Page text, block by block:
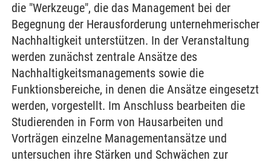
die "Werkzeuge", die das Management bei der
Begegnung der Herausforderung unternehmerischer
Nachhaltigkeit unterstützen. In der Veranstaltung
werden zunächst zentrale Ansätze des
Nachhaltigkeitsmanagements sowie die
Funktionsbereiche, in denen die Ansätze eingesetzt
werden, vorgestellt. Im Anschluss bearbeiten die
Studierenden in Form von Hausarbeiten und
Vorträgen einzelne Managementansätze und
untersuchen ihre Stärken und Schwächen zur